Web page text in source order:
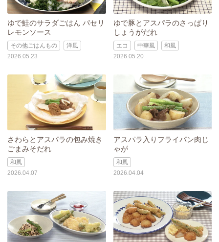
ゆで鮭のサラダごはん パセリ
レモンソース
その他ごはんもの
洋風
2026.05.23
ゆで豚とアスパラのさっぱり
しょうがだれ
エコ 中華風
和風
2026.05.20
さわらとアスパラの包み焼き
ごまみそだれ
和風
2026.04.07
アスパラ入りフライパン肉じ
ゃが
和風
2026.04.04